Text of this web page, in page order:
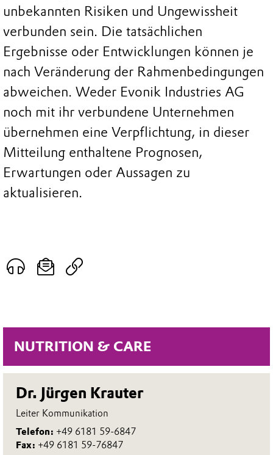
NUTRITION & CARE
Dr. Jürgen Krauter
Leiter Kommunikation
Telefon: +49 6181 59-6847
Fax: +49 6181 59-76847
unbekannten Risiken und Ungewissheit
verbunden sein. Die tatsächlichen
Ergebnisse oder Entwicklungen können je
nach Veränderung der Rahmenbedingungen
abweichen. Weder Evonik Industries AG
noch mit ihr verbundene Unternehmen
übernehmen eine Verpflichtung, in dieser
Mitteilung enthaltene Prognosen,
Erwartungen oder Aussagen zu
aktualisieren.